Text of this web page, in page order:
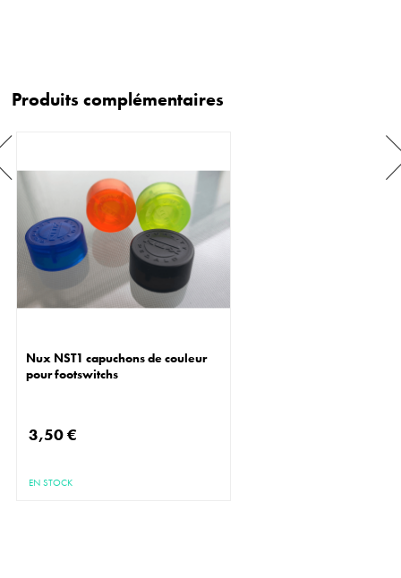
Produits complémentaires
Nux NST1 capuchons de couleur
pour footswitchs
3,50 €
EN STOCK